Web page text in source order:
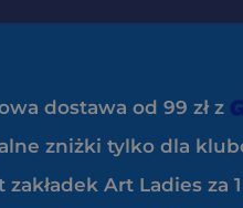
dostawa od 99 zł z
zniżki tylko dla
zakładek Art Ladies za 1